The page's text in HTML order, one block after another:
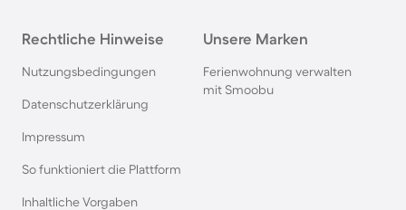
Rechtliche Hinweise
Nutzungsbedingungen
Datenschutzerklärung
Impressum
So funktioniert die Plattform
Inhaltliche Vorgaben
Unsere Marken
Ferienwohnung verwalten
mit Smoobu